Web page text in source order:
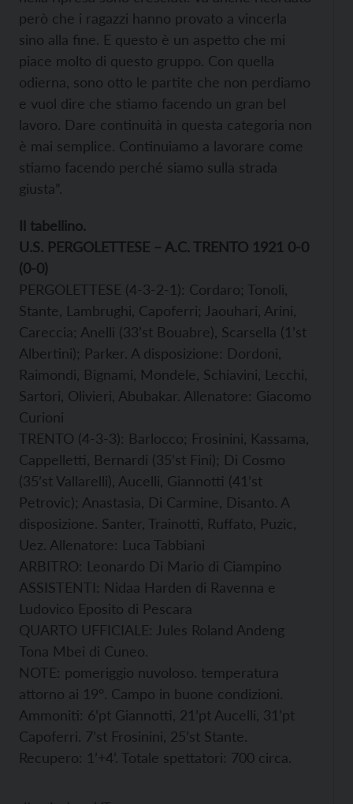
però che i ragazzi hanno provato a vincerla
sino alla fine. E questo è un aspetto che mi
piace molto di questo gruppo. Con quella
odierna, sono otto le partite che non perdiamo
e vuol dire che stiamo facendo un gran bel
lavoro. Dare continuità in questa categoria non
è mai semplice. Continuiamo a lavorare come
stiamo facendo perché siamo sulla strada
giusta”.
Il tabellino.
U.S. PERGOLETTESE – A.C. TRENTO 1921 0-0
(0-0)
PERGOLETTESE (4-3-2-1): Cordaro; Tonoli,
Stante, Lambrughi, Capoferri; Jaouhari, Arini,
Careccia; Anelli (33’st Bouabre), Scarsella (1’st
Albertini); Parker. A disposizione: Dordoni,
Raimondi, Bignami, Mondele, Schiavini, Lecchi,
Sartori, Olivieri, Abubakar. Allenatore: Giacomo
Curioni
TRENTO (4-3-3): Barlocco; Frosinini, Kassama,
Cappelletti, Bernardi (35’st Fini); Di Cosmo
(35’st Vallarelli), Aucelli, Giannotti (41’st
Petrovic); Anastasia, Di Carmine, Disanto. A
disposizione. Santer, Trainotti, Ruffato, Puzic,
Uez. Allenatore: Luca Tabbiani
ARBITRO: Leonardo Di Mario di Ciampino
ASSISTENTI: Nidaa Harden di Ravenna e
Ludovico Eposito di Pescara
QUARTO UFFICIALE: Jules Roland Andeng
Tona Mbei di Cuneo.
NOTE: pomeriggio nuvoloso. temperatura
attorno ai 19°. Campo in buone condizioni.
Ammoniti: 6’pt Giannotti, 21’pt Aucelli, 31’pt
Capoferri. 7’st Frosinini, 25’st Stante.
Recupero: 1’+4’. Totale spettatori: 700 circa.